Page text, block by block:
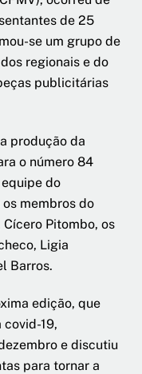
de 25
se um grupo de
regionais e do
publicitárias
produção da
o número 84
do
membros do
Pitombo, os
Ligia
Barros.
edição, que
19,
e discutiu
para tornar a